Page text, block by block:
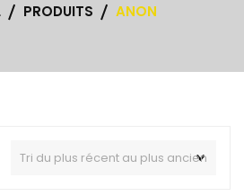
PRODUITS ANON